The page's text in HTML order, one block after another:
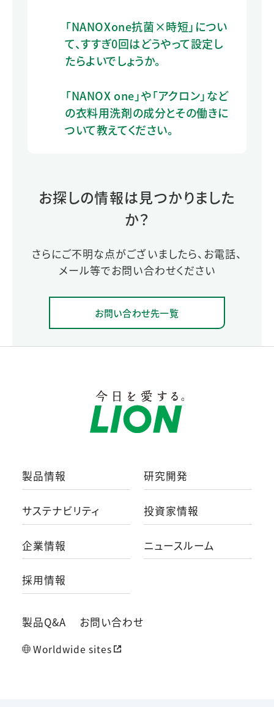
「NANOXone抗菌×時短」につい
て、すすぎ0回はどうやって設定し
たらよいでしょうか。
「NANOX one」や「アクロン」など
の衣料用洗剤の成分とその働きに
ついて教えてください。
お探しの情報は見つかりました
か？
さらにご不明な点がございましたら、お電話、
メール等でお問い合わせください
お問い合わせ先一覧
製品情報 研究開発
サステナビリティ 投資家情報
企業情報 ニュースルーム
採用情報
製品Q&A お問い合わせ
Worldwide sites